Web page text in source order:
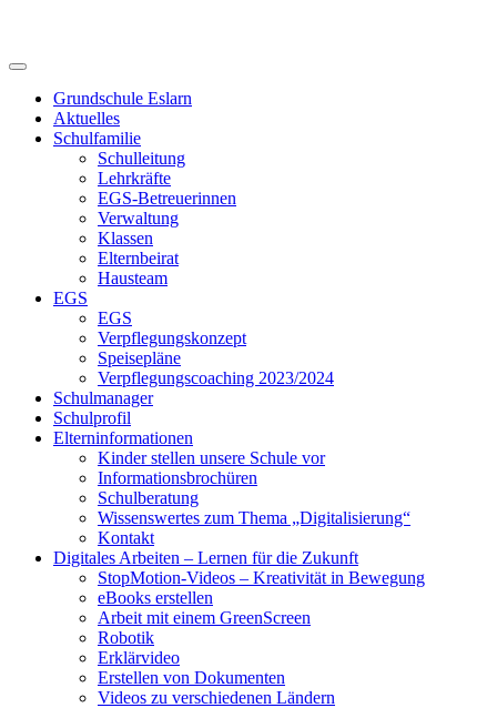
Grundschule Eslarn
Aktuelles
Schulfamilie
Schulleitung
Lehrkräfte
EGS-Betreuerinnen
Verwaltung
Klassen
Elternbeirat
Hausteam
EGS
EGS
Verpflegungskonzept
Speisepläne
Verpflegungscoaching 2023/2024
Schulmanager
Schulprofil
Elterninformationen
Kinder stellen unsere Schule vor
Informationsbrochüren
Schulberatung
Wissenswertes zum Thema „Digitalisierung“
Kontakt
Digitales Arbeiten – Lernen für die Zukunft
StopMotion-Videos – Kreativität in Bewegung
eBooks erstellen
Arbeit mit einem GreenScreen
Robotik
Erklärvideo
Erstellen von Dokumenten
Videos zu verschiedenen Ländern